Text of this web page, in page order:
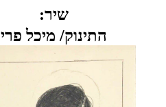
שיר:
התינוק/ מיכל פרי